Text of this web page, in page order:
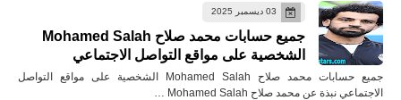
03 ديسمبر 2025
جميع حسابات محمد صلاح Mohamed Salah
الشخصية على مواقع التواصل الاجتماعي
جميع حسابات محمد صلاح Mohamed Salah الشخصية على مواقع التواصل
الاجتماعي نبذة عن محمد صلاح Mohamed Salah …